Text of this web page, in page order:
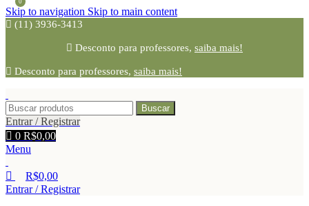
Skip to navigation Skip to main content
(11) 3936-3413
Desconto para professores, saiba mais!
Desconto para professores, saiba mais!
Buscar
Entrar / Registrar
0 R$0,00
Menu
0
R$0,00
Entrar / Registrar